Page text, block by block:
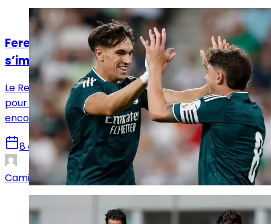
Analyses
Ferencváros – Real Madrid : La Casa Blanca
s’impose mais laisse encore des doutes
Le Real Madrid s’est imposé 2-1 face à Ferencváros
pour son deuxième match de préparation. Une victoire
encourageante, malgré plusieurs failles défensives.
8 août 2026
Camille Santos